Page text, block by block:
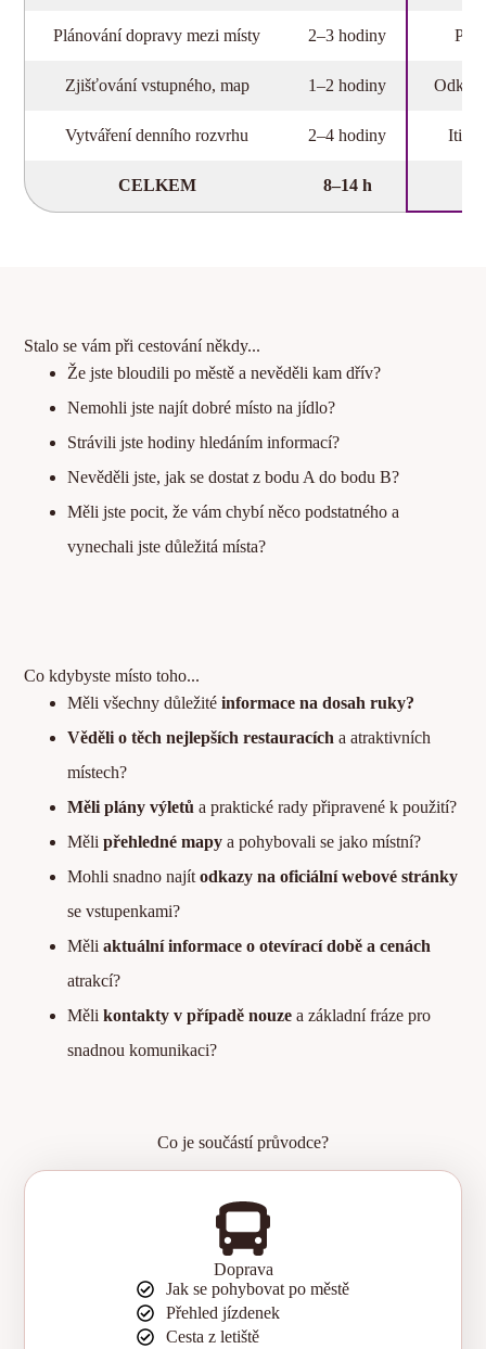
Plánování dopravy mezi místy 2–3 hodiny
Zjišťování vstupného, map 1–2 hodiny
Vytváření denního rozvrhu 2–4 hodiny
CELKEM 8–14 h
Stalo se vám při cestování někdy...
Že jste bloudili po městě a nevěděli kam dřív?
Nemohli jste najít dobré místo na jídlo?
Strávili jste hodiny hledáním informací?
Nevěděli jste, jak se dostat z bodu A do bodu B?
Měli jste pocit, že vám chybí něco podstatného a
vynechali jste důležitá místa?
Co kdybyste místo toho...
Měli všechny důležitéinformace na dosah ruky?
Věděli o těch nejlepších restauracích a atraktivních
místech?
Měli plány výletů a praktické rady připravené k použití?
Mělipřehledné mapy a pohybovali se jako místní?
Mohli snadno najítodkazy na oficiální webové stránky
se vstupenkami?
Měliaktuální informace o otevírací době a cenách
atrakcí?
Mělikontakty v případě nouze a základní fráze pro
snadnou komunikaci?
Co je součástí průvodce?
Doprava
Jak se pohybovat po městě
Přehled jízdenek
Cesta z letiště